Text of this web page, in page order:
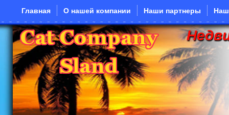
Перейти к основному содержанию
Главная О нашей компании Наши партнеры